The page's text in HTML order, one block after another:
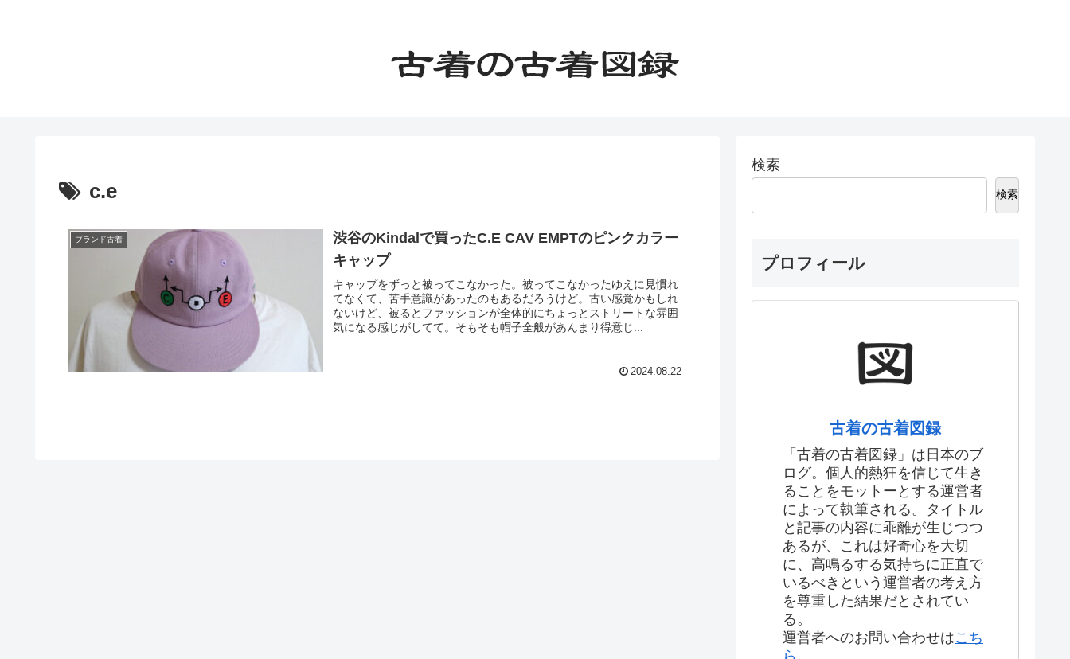
c.e
ブランド古着
渋谷のKindalで買ったC.E CAV EMPTのピンクカラー
キャップ
キャップをずっと被ってこなかった。被ってこなかったゆえに見慣れ
てなくて、苦手意識があったのもあるだろうけど。古い感覚かもしれ
ないけど、被るとファッションが全体的にちょっとストリートな雰囲
気になる感じがしてて。そもそも帽子全般があんまり得意じ...
2024.08.22
検索
検索
プロフィール
古着の古着図録
「古着の古着図録」は日本のブ
ログ。個人的熱狂を信じて生き
ることをモットーとする運営者
によって執筆される。タイトル
と記事の内容に乖離が生じつつ
あるが、これは好奇心を大切
に、高鳴るする気持ちに正直で
いるべきという運営者の考え方
を尊重した結果だとされてい
る。
運営者へのお問い合わせはこち